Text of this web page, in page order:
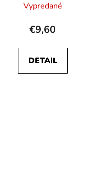
Vypredané
€9,60
DETAIL